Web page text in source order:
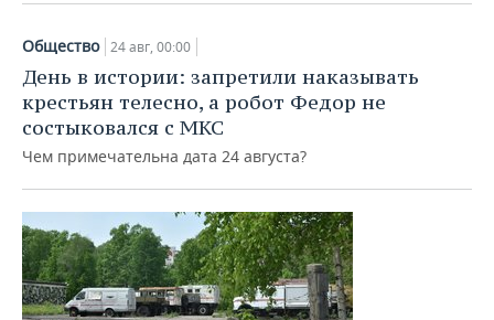
Общество 24 авг, 00:00
День в истории: запретили наказывать
крестьян телесно, а робот Федор не
состыковался с МКС
Чем примечательна дата 24 августа?